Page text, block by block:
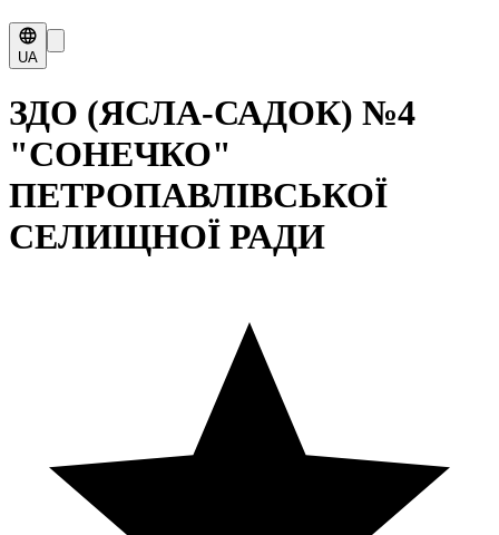
UA
ЗДО (ЯСЛА-САДОК) №4
"СОНЕЧКО"
ПЕТРОПАВЛІВСЬКОЇ
СЕЛИЩНОЇ РАДИ